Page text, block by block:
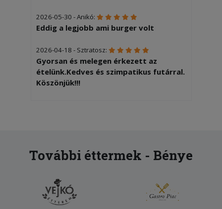
2026-05-30 - Anikó:
Eddig a legjobb ami burger volt
2026-04-18 - Sztratosz:
Gyorsan és melegen érkezett az
ételünk.Kedves és szimpatikus futárral.
Köszönjük!!!
A legjobb hely Monoron.
Gyorsan, udvariasan, körültekintően
csomagolva kaptuk meg a finom
hamburgereket!
További éttermek - Bénye